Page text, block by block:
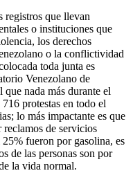
registros que llevan
o instituciones que
los derechos
o la conflictividad
toda junta es
Venezolano de
nada más durante el
protestas en todo el
lo más impactante es que
reclamos de servicios
fueron por gasolina, es
de las personas son por
la vida normal.